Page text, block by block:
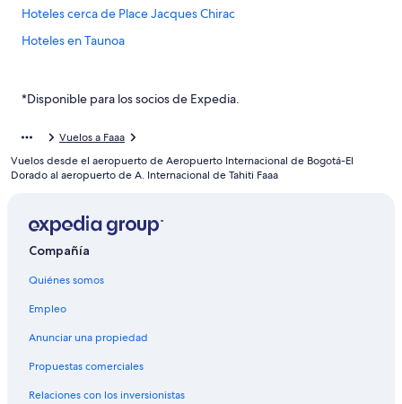
Hoteles cerca de Place Jacques Chirac
Hoteles en Taunoa
Hoteles en Islas de Barlovento
Hoteles 5 estrellas en Papeete
Apart-Hoteles en Papeete
Casas rurales en Papeete
Apartamentos en Papeete
Hostales en Papeete
Hilton Hotels en Papeete
Hoteles con spa en Papeete
Hoteles para ir de compras en Papeete
Hoteles de lujo en Papeete
*Disponible para los socios de Expedia.
Vuelos a Faaa
Vuelos desde el aeropuerto de Aeropuerto Internacional de Bogotá-El
Dorado al aeropuerto de A. Internacional de Tahiti Faaa
Compañía
Quiénes somos
Empleo
Anunciar una propiedad
Propuestas comerciales
Relaciones con los inversionistas